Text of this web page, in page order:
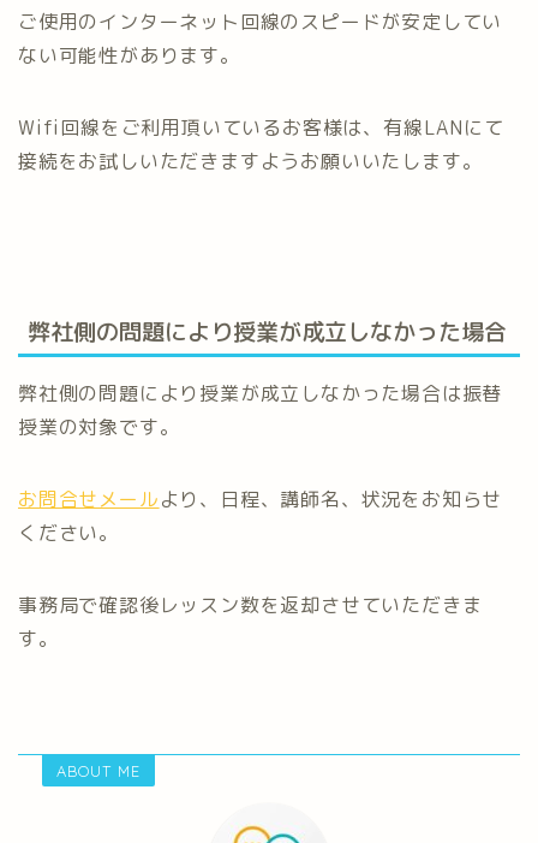
ご使用のインターネット回線のスピードが安定してい
ない可能性があります。
Wifi回線をご利用頂いているお客様は、有線LANにて
接続をお試しいただきますようお願いいたします。
弊社側の問題により授業が成立しなかった場合
弊社側の問題により授業が成立しなかった場合は振替
授業の対象です。
お問合せメールより、日程、講師名、状況をお知らせ
ください。
事務局で確認後レッスン数を返却させていただきま
す。
ABOUT ME